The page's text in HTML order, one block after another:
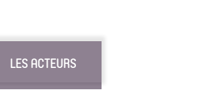
LES ACTEURS